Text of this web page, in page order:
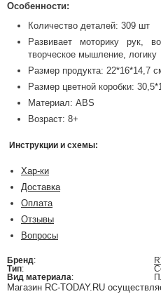
Особенности:
Количество деталей: 309 шт
Развивает моторику рук,
творческое мышление, логику
Размер продукта: 22*16*14,7
Размер цветной коробки:
Материал: ABS
Возраст: 8+
Инструкции и схемы:
Хар-ки
Доставка
Оплата
Отзывы
Вопросы
Бренд:
Тип:
Вид материала:
Магазин RC-TODAY.RU